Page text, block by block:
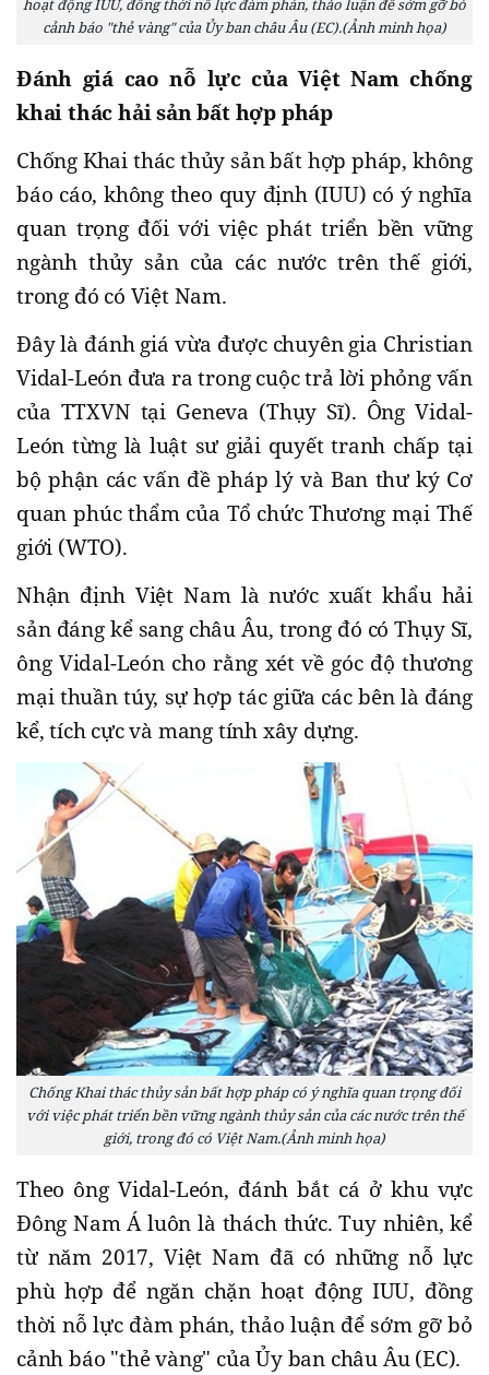
hoạt động IUU, đồng thời nỗ lực đàm phán, thảo luận để sớm gỡ bỏ
cảnh báo "thẻ vàng" của Ủy ban châu Âu (EC).(Ảnh minh họa)
Đánh giá cao nỗ lực của Việt Nam chống
khai thác hải sản bất hợp pháp
Chống Khai thác thủy sản bất hợp pháp, không
báo cáo, không theo quy định (IUU) có ý nghĩa
quan trọng đối với việc phát triển bền vững
ngành thủy sản của các nước trên thế giới,
trong đó có Việt Nam.
Đây là đánh giá vừa được chuyên gia Christian
Vidal-León đưa ra trong cuộc trả lời phỏng vấn
của TTXVN tại Geneva (Thụy Sĩ). Ông Vidal-
León từng là luật sư giải quyết tranh chấp tại
bộ phận các vấn đề pháp lý và Ban thư ký Cơ
quan phúc thẩm của Tổ chức Thương mại Thế
giới (WTO).
Nhận định Việt Nam là nước xuất khẩu hải
sản đáng kể sang châu Âu, trong đó có Thụy Sĩ,
ông Vidal-León cho rằng xét về góc độ thương
mại thuần túy, sự hợp tác giữa các bên là đáng
kể, tích cực và mang tính xây dựng.
Chống Khai thác thủy sản bất hợp pháp có ý nghĩa quan trọng đối
với việc phát triển bền vững ngành thủy sản của các nước trên thế
giới, trong đó có Việt Nam.(Ảnh minh họa)
Theo ông Vidal-León, đánh bắt cá ở khu vực
Đông Nam Á luôn là thách thức. Tuy nhiên, kể
từ năm 2017, Việt Nam đã có những nỗ lực
phù hợp để ngăn chặn hoạt động IUU, đồng
thời nỗ lực đàm phán, thảo luận để sớm gỡ bỏ
cảnh báo "thẻ vàng" của Ủy ban châu Âu (EC).